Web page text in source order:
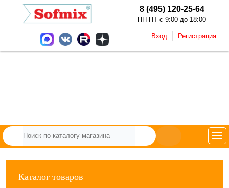
8 (495) 120-25-64
ПН-ПТ с 9:00 до 18:00
Вход Регистрация
Каталог товаров